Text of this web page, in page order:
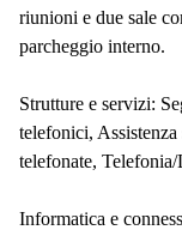
riunioni e due sale
parcheggio interno.
Strutture e servizi:
telefonici,
telefonate,
Informatica e